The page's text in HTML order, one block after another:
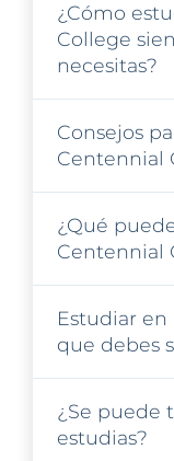
¿Cómo
College
necesitas?
Consejos
Centennial
¿Qué
Centennial
Estudiar
que debes
¿Se puede
estudias?